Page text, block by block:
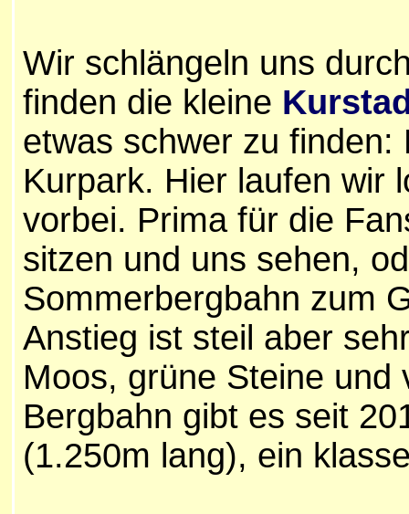
Wir schlängeln uns
finden die kleine
etwas schwer zu finden:
Kurpark. Hier laufen wir
vorbei. Prima für die
sitzen und uns sehen,
Sommerbergbahn zum
Anstieg ist steil aber
Moos, grüne Steine
Bergbahn gibt es seit
(1.250m lang), ein